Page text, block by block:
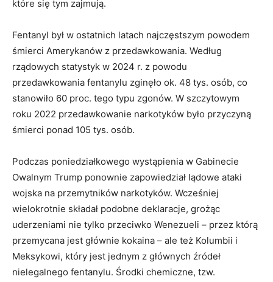
które się tym zajmują.
Fentanyl był w ostatnich latach najczęstszym powodem
śmierci Amerykanów z przedawkowania. Według
rządowych statystyk w 2024 r. z powodu
przedawkowania fentanylu zginęło ok. 48 tys. osób, co
stanowiło 60 proc. tego typu zgonów. W szczytowym
roku 2022 przedawkowanie narkotyków było przyczyną
śmierci ponad 105 tys. osób.
Podczas poniedziałkowego wystąpienia w Gabinecie
Owalnym Trump ponownie zapowiedział lądowe ataki
wojska na przemytników narkotyków. Wcześniej
wielokrotnie składał podobne deklaracje, grożąc
uderzeniami nie tylko przeciwko Wenezueli – przez którą
przemycana jest głównie kokaina – ale też Kolumbii i
Meksykowi, który jest jednym z głównych źródeł
nielegalnego fentanylu. Środki chemiczne, tzw.